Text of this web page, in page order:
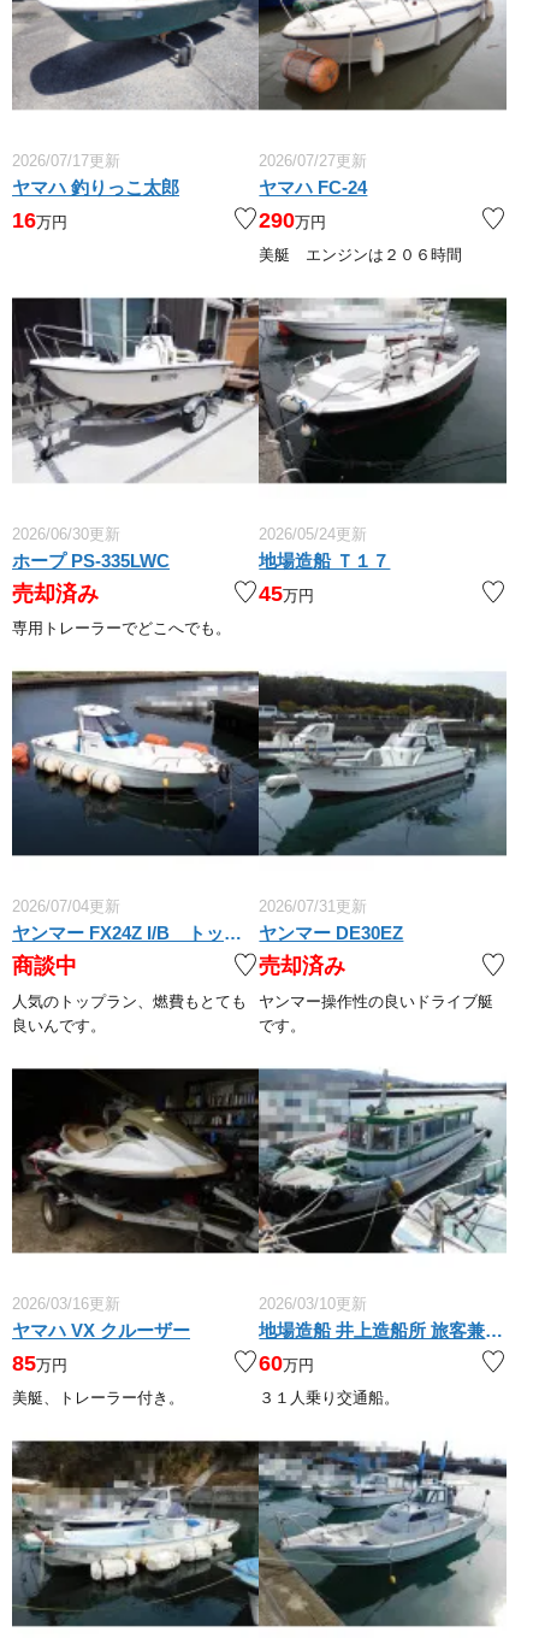
2026/07/17更新
ヤマハ 釣りっこ太郎
16万円
2026/07/27更新
ヤマハ FC-24
290万円
美艇 エンジンは２０６時間
2026/06/30更新
ホープ PS-335LWC
売却済み
専用トレーラーでどこへでも。
2026/05/24更新
地場造船 Ｔ１７
45万円
2026/07/04更新
ヤンマー FX24Z I/B トップラン
商談中
人気のトップラン、燃費もとても
良いんです。
2026/07/31更新
ヤンマー DE30EZ
売却済み
ヤンマー操作性の良いドライブ艇
です。
2026/03/16更新
ヤマハ VX クルーザー
85万円
美艇、トレーラー付き。
2026/03/10更新
地場造船 井上造船所 旅客兼交通船
60万円
３１人乗り交通船。